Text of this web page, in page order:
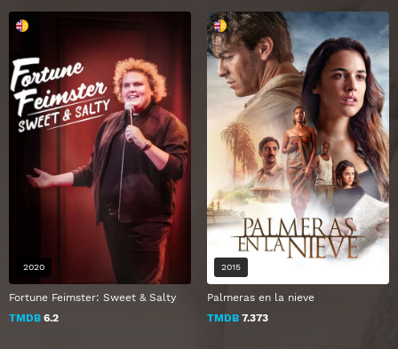
Fortune Feimster: Sweet & Salty
TMDB 6.2
2020
Palmeras en la nieve
TMDB 7.373
2015